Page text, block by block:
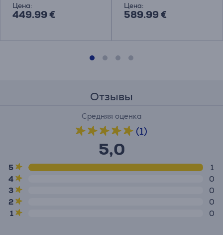
Цена:
449.99 €
Цена:
589.99 €
Отзывы
Средняя оценка
(1)
5,0
5
1
4
0
3
0
2
0
1
0